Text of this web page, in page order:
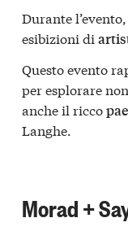
Durante l’evento,
esibizioni di
Questo evento
per esplorare
anche il ricco
Langhe.
Morad +